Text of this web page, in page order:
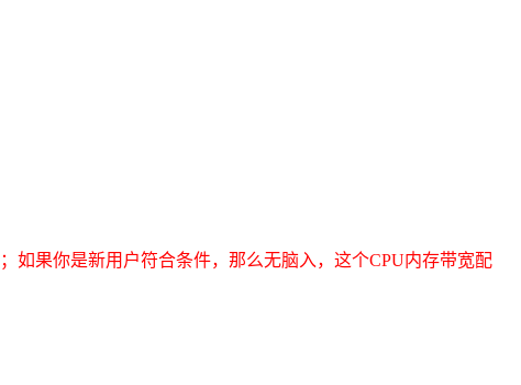
；如果你是新用户符合条件，那么无脑入，这个CPU内存带宽配